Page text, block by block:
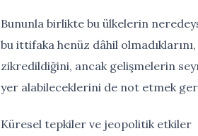
Bununla birlikte bu ülkelerin
bu ittifaka henüz dâhil
zikredildiğini, ancak gelişmelerin
yer alabileceklerini de not etmek
Küresel tepkiler ve jeopolitik etkiler